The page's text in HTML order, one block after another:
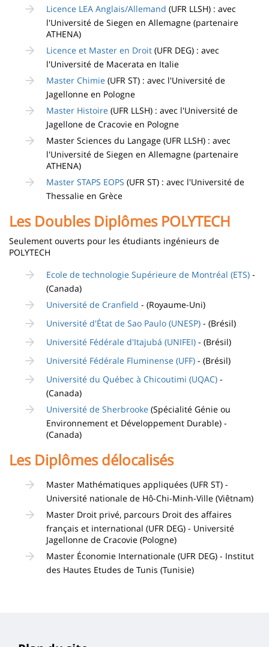
Licence LEA Anglais/Allemand (UFR LLSH) : avec
l'Université de Siegen en Allemagne (partenaire
ATHENA)
Licence et Master en Droit (UFR DEG) : avec
l'Université de Macerata en Italie
Master Chimie (UFR ST) : avec l'Université de
Jagellonne en Pologne
Master Histoire (UFR LLSH) : avec l'Université de
Jagellone de Cracovie en Pologne
Master Sciences du Langage (UFR LLSH) : avec
l'Université de Siegen en Allemagne (partenaire
ATHENA)
Master STAPS EOPS (UFR ST) : avec l'Université de
Thessalie en Grèce
Les Doubles Diplômes POLYTECH
Seulement ouverts pour les étudiants ingénieurs de
POLYTECH
Ecole de technologie Supérieure de Montréal (ETS) -
(Canada)
Université de Cranfield - (Royaume-Uni)
Université d'État de Sao Paulo (UNESP) - (Brésil)
Université Fédérale d'Itajubá (UNIFEI) - (Brésil)
Université Fédérale Fluminense (UFF) - (Brésil)
Université du Québec à Chicoutimi (UQAC) -
(Canada)
Université de Sherbrooke (Spécialité Génie ou
Environnement et Développement Durable) -
(Canada)
Les Diplômes délocalisés
Master Mathématiques appliquées (UFR ST) -
Université nationale de Hô-Chi-Minh-Ville (Viêtnam)
Master Droit privé, parcours Droit des affaires
français et international (UFR DEG) - Université
Jagellonne de Cracovie (Pologne)
Master Économie Internationale (UFR DEG) - Institut
des Hautes Etudes de Tunis (Tunisie)